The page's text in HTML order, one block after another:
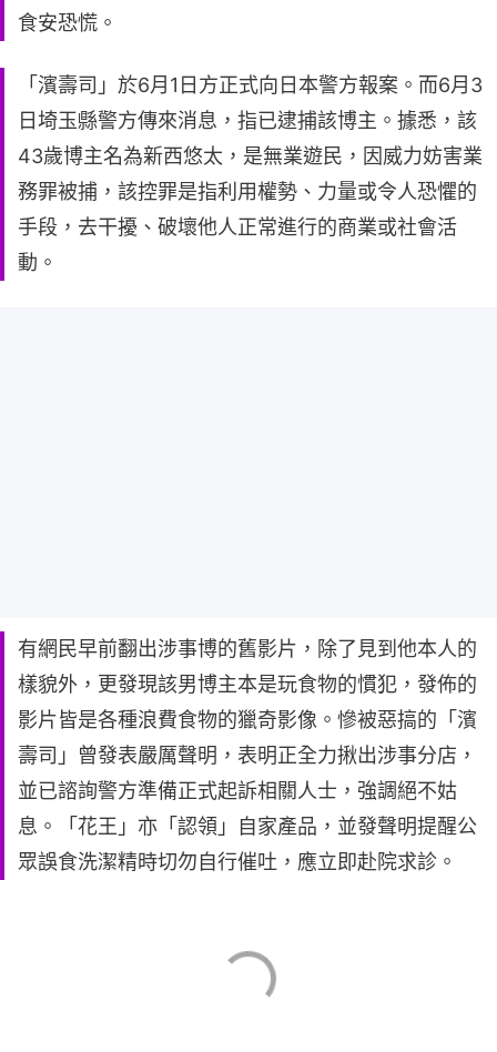
食安恐慌。
「濱壽司」於6月1日方正式向日本警方報案。而6月3
日埼玉縣警方傳來消息，指已逮捕該博主。據悉，該
43歲博主名為新西悠太，是無業遊民，因威力妨害業
務罪被捕，該控罪是指利用權勢、力量或令人恐懼的
手段，去干擾、破壞他人正常進行的商業或社會活
動。
有網民早前翻出涉事博的舊影片，除了見到他本人的
樣貌外，更發現該男博主本是玩食物的慣犯，發佈的
影片皆是各種浪費食物的獵奇影像。慘被惡搞的「濱
壽司」曾發表嚴厲聲明，表明正全力揪出涉事分店，
並已諮詢警方準備正式起訴相關人士，強調絕不姑
息。「花王」亦「認領」自家產品，並發聲明提醒公
眾誤食洗潔精時切勿自行催吐，應立即赴院求診。